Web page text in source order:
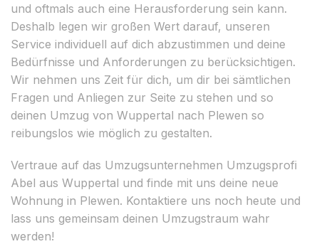
und oftmals auch eine Herausforderung sein kann.
Deshalb legen wir großen Wert darauf, unseren
Service individuell auf dich abzustimmen und deine
Bedürfnisse und Anforderungen zu berücksichtigen.
Wir nehmen uns Zeit für dich, um dir bei sämtlichen
Fragen und Anliegen zur Seite zu stehen und so
deinen Umzug von Wuppertal nach Plewen so
reibungslos wie möglich zu gestalten.
Vertraue auf das Umzugsunternehmen Umzugsprofi
Abel aus Wuppertal und finde mit uns deine neue
Wohnung in Plewen. Kontaktiere uns noch heute und
lass uns gemeinsam deinen Umzugstraum wahr
werden!